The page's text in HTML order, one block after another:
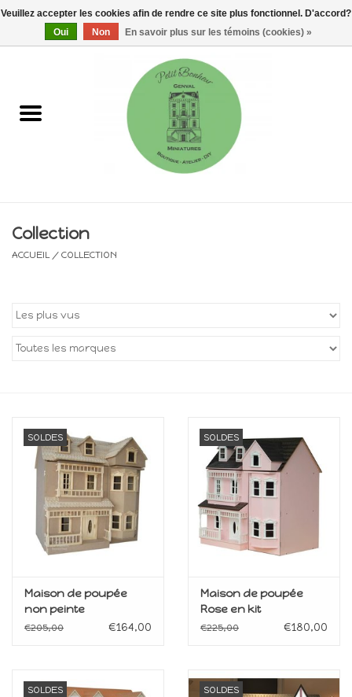
0 Articles - €0,00
Maisons, vitrines & kits
Electricité
Pièces uniques & objets de
Fournitures bricolage
Noël
Halloween
Collection
ACCUEIL / COLLECTION
SOLDES
Maison de poupée
non peinte
€205,00 €164,00
SOLDES
Maison de poupée
Rose en kit
€225,00 €180,00
SOLDES SOLDES
Veuillez accepter les cookies afin de rendre ce site plus fonctionnel. D'accord?
Oui
Non En savoir plus sur les témoins (cookies) »